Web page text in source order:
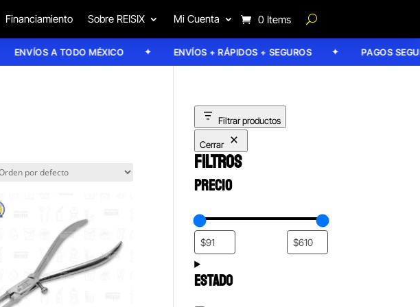
Financiamiento Sobre REISIX Mi Cuenta 0 Items
ENVÍOS A TODO MÉXICO ENVÍOS + RÁPIDOS + SEGUROS PAGOS SEGUROS
Filtrar productos
Cerrar
FILTROS
PRECIO
ESTADO